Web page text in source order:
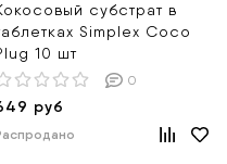
субстрат в
Simplex Coco
10 шт
0
руб